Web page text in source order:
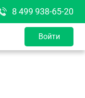
8 499 938-65-20
Войти